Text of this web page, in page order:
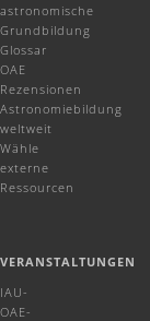
astronomische
Grundbildung
Glossar
OAE
Rezensionen
Astronomiebildung
weltweit
Wähle
externe
Ressourcen
VERANSTALTUNGEN
IAU-
OAE-